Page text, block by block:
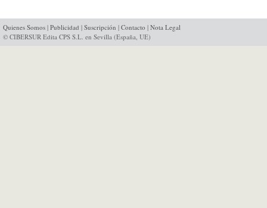
Quienes Somos | Publicidad | Suscripción | Contacto | Nota Legal
© CIBERSUR Edita CPS S.L. en Sevilla (España, UE)